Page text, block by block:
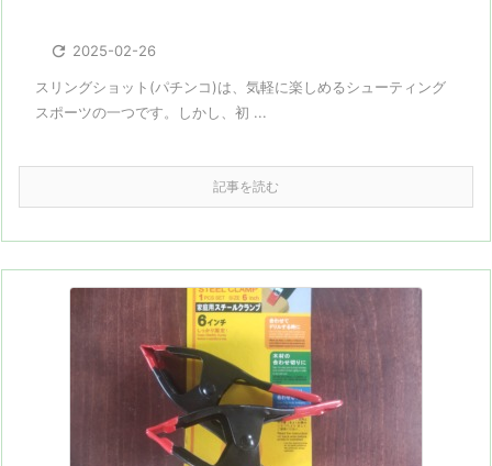
 2025-02-26
スリングショット(パチンコ)は、気軽に楽しめるシューティング
スポーツの一つです。しかし、初 ...
記事を読む